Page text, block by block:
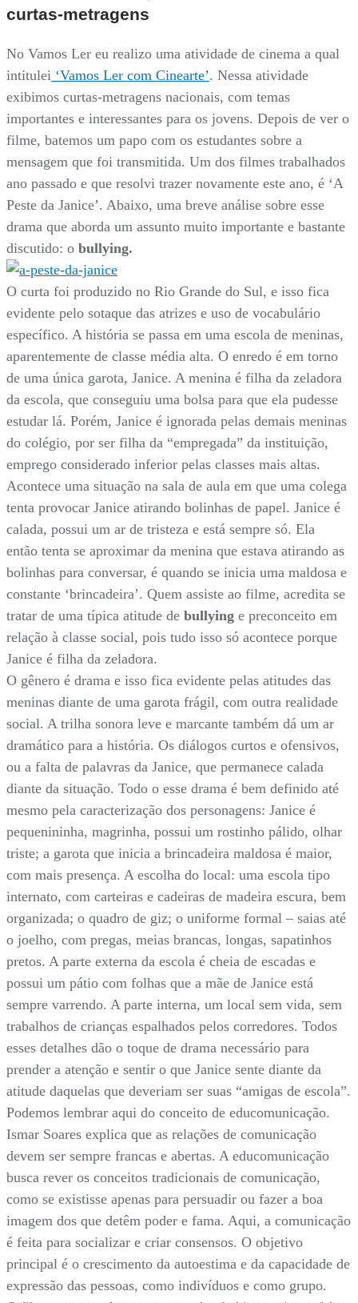
curtas-metragens
No Vamos Ler eu realizo uma atividade de cinema a qual
intitulei ‘Vamos Ler com Cinearte’. Nessa atividade
exibimos curtas-metragens nacionais, com temas
importantes e interessantes para os jovens. Depois de ver o
filme, batemos um papo com os estudantes sobre a
mensagem que foi transmitida. Um dos filmes trabalhados
ano passado e que resolvi trazer novamente este ano, é ‘A
Peste da Janice’. Abaixo, uma breve análise sobre esse
drama que aborda um assunto muito importante e bastante
discutido: o bullying.
O curta foi produzido no Rio Grande do Sul, e isso fica
evidente pelo sotaque das atrizes e uso de vocabulário
específico. A história se passa em uma escola de meninas,
aparentemente de classe média alta. O enredo é em torno
de uma única garota, Janice. A menina é filha da zeladora
da escola, que conseguiu uma bolsa para que ela pudesse
estudar lá. Porém, Janice é ignorada pelas demais meninas
do colégio, por ser filha da “empregada” da instituição,
emprego considerado inferior pelas classes mais altas.
Acontece uma situação na sala de aula em que uma colega
tenta provocar Janice atirando bolinhas de papel. Janice é
calada, possui um ar de tristeza e está sempre só. Ela
então tenta se aproximar da menina que estava atirando as
bolinhas para conversar, é quando se inicia uma maldosa e
constante ‘brincadeira’. Quem assiste ao filme, acredita se
tratar de uma típica atitude de bullying e preconceito em
relação à classe social, pois tudo isso só acontece porque
Janice é filha da zeladora.
O gênero é drama e isso fica evidente pelas atitudes das
meninas diante de uma garota frágil, com outra realidade
social. A trilha sonora leve e marcante também dá um ar
dramático para a história. Os diálogos curtos e ofensivos,
ou a falta de palavras da Janice, que permanece calada
diante da situação. Todo o esse drama é bem definido até
mesmo pela caracterização dos personagens: Janice é
pequenininha, magrinha, possui um rostinho pálido, olhar
triste; a garota que inicia a brincadeira maldosa é maior,
com mais presença. A escolha do local: uma escola tipo
internato, com carteiras e cadeiras de madeira escura, bem
organizada; o quadro de giz; o uniforme formal – saias até
o joelho, com pregas, meias brancas, longas, sapatinhos
pretos. A parte externa da escola é cheia de escadas e
possui um pátio com folhas que a mãe de Janice está
sempre varrendo. A parte interna, um local sem vida, sem
trabalhos de crianças espalhados pelos corredores. Todos
esses detalhes dão o toque de drama necessário para
prender a atenção e sentir o que Janice sente diante da
atitude daquelas que deveriam ser suas “amigas de escola”.
Podemos lembrar aqui do conceito de educomunicação.
Ismar Soares explica que as relações de comunicação
devem ser sempre francas e abertas. A educomunicação
busca rever os conceitos tradicionais de comunicação,
como se existisse apenas para persuadir ou fazer a boa
imagem dos que detêm poder e fama. Aqui, a comunicação
é feita para socializar e criar consensos. O objetivo
principal é o crescimento da autoestima e da capacidade de
expressão das pessoas, como indivíduos e como grupo.